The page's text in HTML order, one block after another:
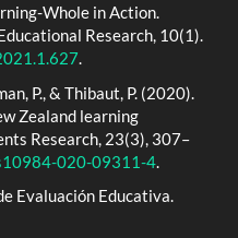
Whole in Action.
Research, 10(1).
.
P., & Thibaut, P. (2020).
Zealand learning
Research, 23(3), 307–
020-09311-4
Evaluación Educativa.